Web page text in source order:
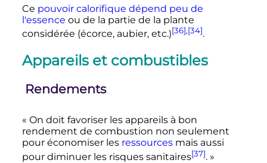
Ce pouvoir calorifique dépend peu de
l'essence ou de la partie de la plante
considérée (écorce, aubier, etc.)[36],[34].
Appareils et combustibles
Rendements
« On doit favoriser les appareils à bon
rendement de combustion non seulement
pour économiser les ressourcesmais aussi
pour diminuer les risques sanitaires[37]. »